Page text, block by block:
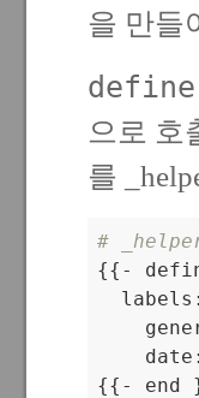
을 만들
define
으로 호
를
#
{{-
  labels:
{{- end